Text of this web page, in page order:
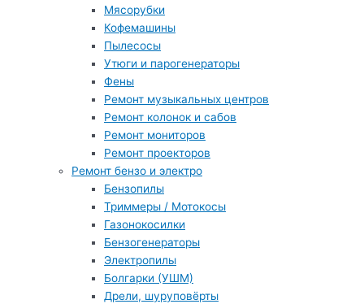
Мясорубки
Кофемашины
Пылесосы
Утюги и парогенераторы
Фены
Ремонт музыкальных центров
Ремонт колонок и сабов
Ремонт мониторов
Ремонт проекторов
Ремонт бензо и электро
Бензопилы
Триммеры / Мотокосы
Газонокосилки
Бензогенераторы
Электропилы
Болгарки (УШМ)
Дрели, шуруповёрты